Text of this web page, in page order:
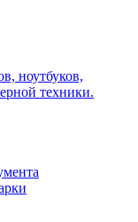
ноутбуков,
техники.